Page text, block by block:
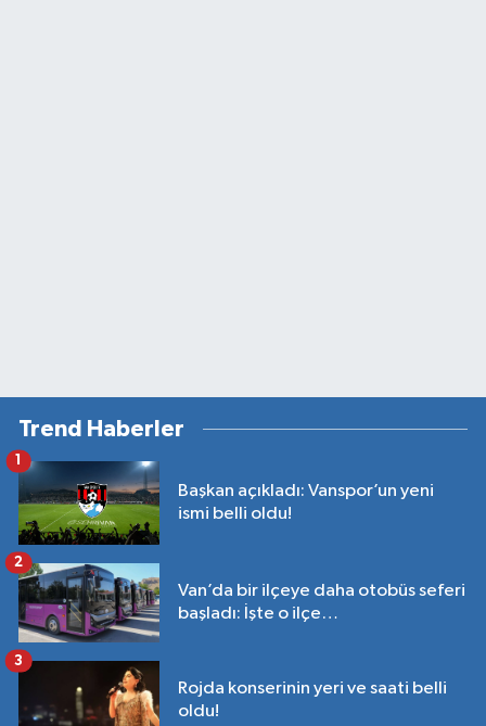
Trend Haberler
Başkan açıkladı: Vanspor’un yeni
ismi belli oldu!
Van’da bir ilçeye daha otobüs seferi
başladı: İşte o ilçe…
2
Rojda konserinin yeri ve saati belli
oldu!
3